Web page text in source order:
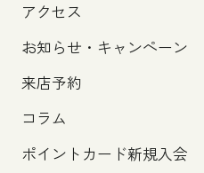
アクセス
お知らせ・キャンペーン
来店予約
コラム
ポイントカード新規入会